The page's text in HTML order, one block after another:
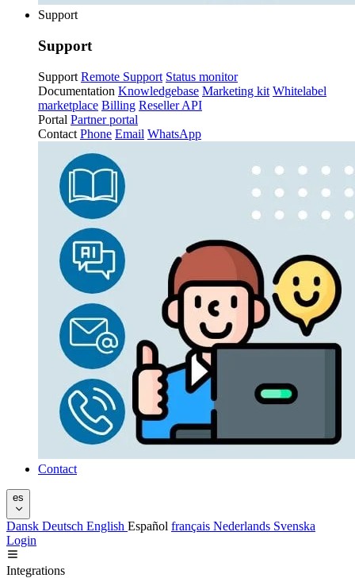
Support
Support
Support Remote Support Status monitor
Documentation Knowledgebase Marketing kit Whitelabel
marketplace Billing Reseller API
Portal Partner portal
Contact Phone Email WhatsApp
Contact
es
Dansk Deutsch English Español français Nederlands Svenska
Login
Integrations